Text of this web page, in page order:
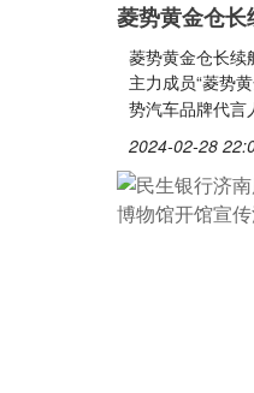
菱势黄金仓
菱势黄金仓长续
主力成员“菱势
势汽车品牌代言
2024-02-28